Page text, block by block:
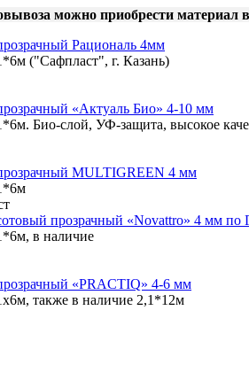
можно приобрести материал
Рациональ 4мм
("Сафпласт", г. Казань)
«Актуаль Био» 4-10 мм
Био-слой, УФ-защита, высокое
MULTIGREEN 4 мм
прозрачный «Novattro» 4 мм
в наличие
«PRACTIQ» 4-6 мм
также в наличие 2,1*12м